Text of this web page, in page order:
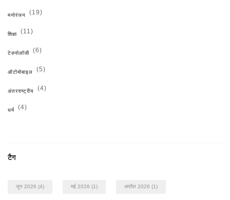
मनोरंजन (19)
शिक्षा (11)
टेक्नोलॉजी (6)
ऑटोमोबाइल (5)
अंतरराष्ट्रीय (4)
धर्म (4)
टैग
जून 2026 (4) मई 2026 (1) अप्रैल 2026 (1)